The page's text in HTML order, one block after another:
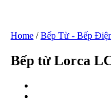
Home / Bếp Từ - Bếp
Bếp từ Lorca